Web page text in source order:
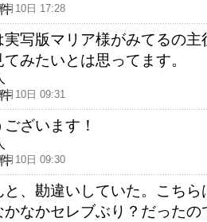
月10日 17:28
件
実写版マリア様がみてるの
みたいとは思ってます。
月10日 09:31
件
ざいます！
月10日 09:30
件
と、勘違いしていた。こち
なかセレブぶり？だったの